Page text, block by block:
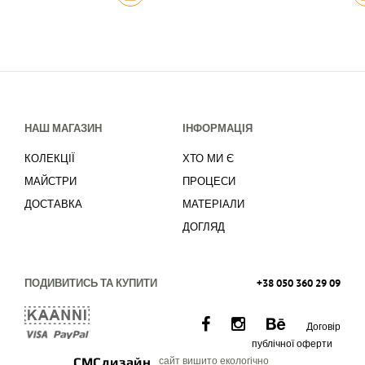
НАШ МАГАЗИН
КОЛЕКЦІЇ
МАЙСТРИ
ДОСТАВКА
ІНФОРМАЦІЯ
ХТО МИ Є
ПРОЦЕСИ
МАТЕРІАЛИ
ДОГЛЯД
ПОДИВИТИСЬ ТА КУПИТИ +38 050 360 29 09
Договір
публічної оферти
сайт вишито екологічно